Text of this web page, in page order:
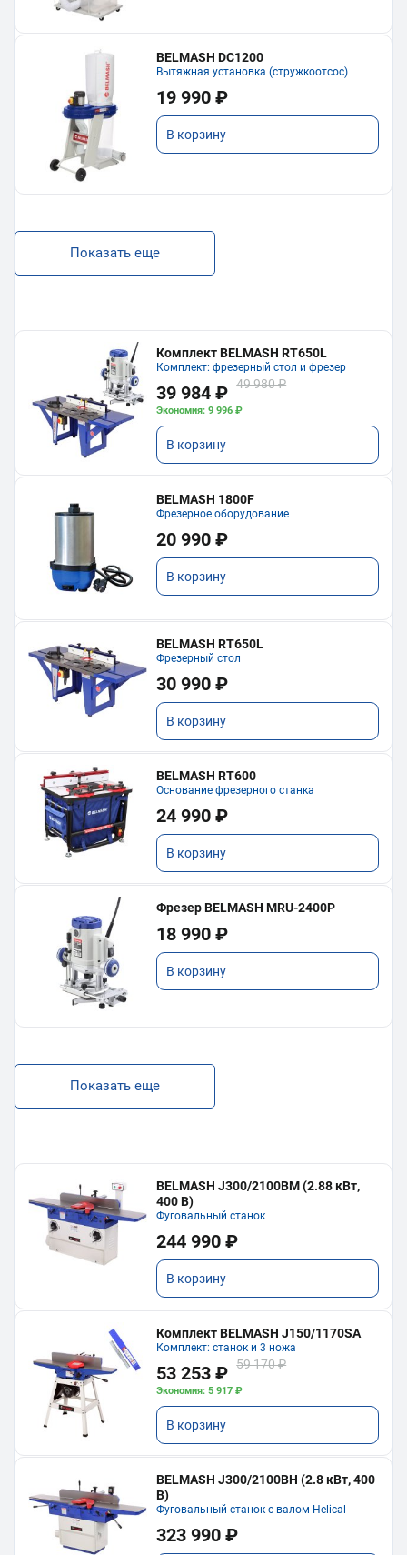
BELMASH DC1200
Вытяжная установка (стружкоотсос)
19 990 ₽
В корзину
Показать еще
Комплект BELMASH RT650L
Комплект: фрезерный стол и фрезер
39 984 ₽ 49 980 ₽
Экономия: 9 996 ₽
В корзину
BELMASH 1800F
Фрезерное оборудование
20 990 ₽
В корзину
BELMASH RT650L
Фрезерный стол
30 990 ₽
В корзину
BELMASH RT600
Основание фрезерного станка
24 990 ₽
В корзину
Фрезер BELMASH MRU-2400P
18 990 ₽
В корзину
Показать еще
BELMASH J300/2100ВМ (2.88 кВт,
400 В)
Фуговальный станок
244 990 ₽
В корзину
Комплект BELMASH J150/1170SA
Комплект: станок и 3 ножа
53 253 ₽ 59 170 ₽
Экономия: 5 917 ₽
В корзину
BELMASH J300/2100ВH (2.8 кВт, 400
В)
Фуговальный станок с валом Helical
323 990 ₽